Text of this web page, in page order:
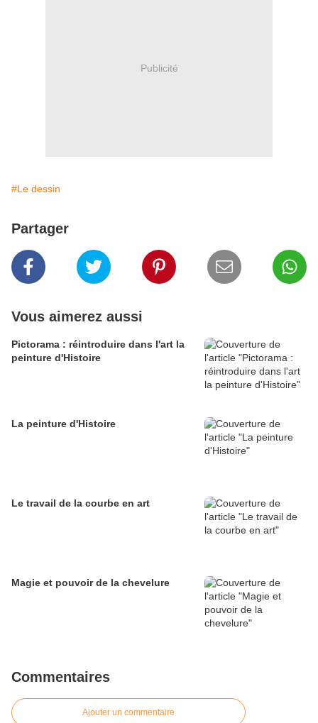
Publicité
#Le dessin
Partager
Vous aimerez aussi
Pictorama : réintroduire dans l'art la
peinture d'Histoire
La peinture d'Histoire
Le travail de la courbe en art
Magie et pouvoir de la chevelure
Commentaires
Ajouter un commentaire